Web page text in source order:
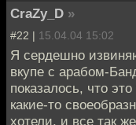
CraZy_D »
#22 | 15.04.04 15:02
Я сердешно
вкупе с арабом-
показалось, что
какие-то
хотели, и все так